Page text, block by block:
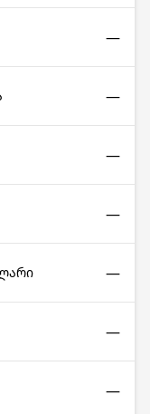
—
—
—
—
—
—
—